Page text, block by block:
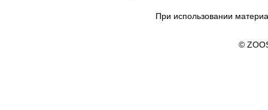
При использовании
©